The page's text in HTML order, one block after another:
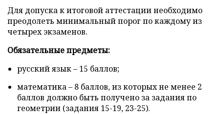
Для допуска к итоговой аттестации необходимо
преодолеть минимальный порог по каждому из
четырех экзаменов.
Обязательные предметы:
русский язык – 15 баллов;
математика – 8 баллов, из которых не менее 2
баллов должно быть получено за задания по
геометрии (задания 15-19, 23-25).